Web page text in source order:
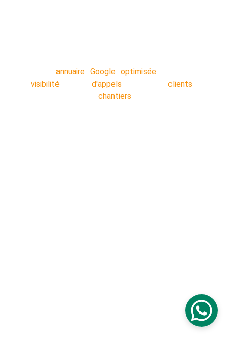
annuaire Google optimisée: Plus de
visibilité
d'appels !! Plus declients
chantiers